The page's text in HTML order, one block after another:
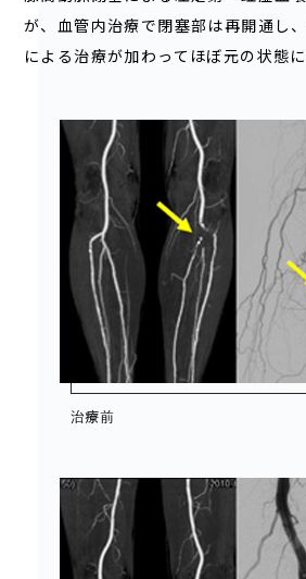
が、血管内治療で閉塞部は再開通し
による治療が加わってほぼ元の状態に